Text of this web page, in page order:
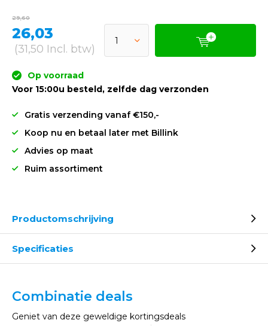
29,60
26,03
(31,50 Incl. btw)
Op voorraad
Voor 15:00u besteld, zelfde dag verzonden
Gratis verzending vanaf €150,-
Koop nu en betaal later met Billink
Advies op maat
Ruim assortiment
Productomschrijving
Specificaties
Combinatie deals
Geniet van deze geweldige kortingsdeals